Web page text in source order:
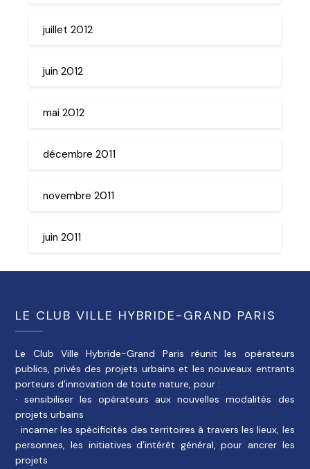
juillet 2012
juin 2012
mai 2012
décembre 2011
novembre 2011
juin 2011
LE CLUB VILLE HYBRIDE-GRAND PARIS
Le Club Ville Hybride-Grand Paris réunit les opérateurs
publics, privés des projets urbains et les nouveaux entrants
porteurs d’innovation de toute nature, pour :
· sensibiliser les opérateurs aux nouvelles modalités des
projets urbains
· incarner les spécificités des territoires à travers les lieux, les
personnes, les initiatives d’intérêt général, pour ancrer les
projets